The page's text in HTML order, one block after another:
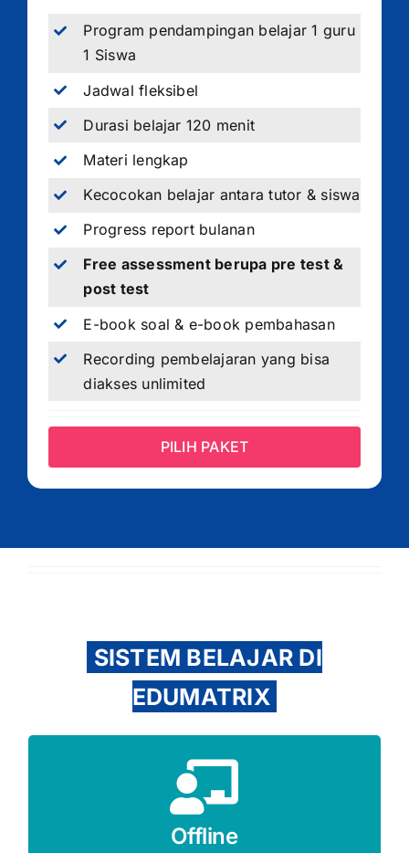
Program pendampingan belajar 1 guru
1 Siswa
Jadwal fleksibel
Durasi belajar 120 menit
Materi lengkap
Kecocokan belajar antara tutor & siswa
Progress report bulanan
Free assessment berupa pre test &
post test
E-book soal & e-book pembahasan
Recording pembelajaran yang bisa
diakses unlimited
PILIH PAKET
SISTEM BELAJAR DI
EDUMATRIX
Offline
Gratis Biaya Pendaftaran